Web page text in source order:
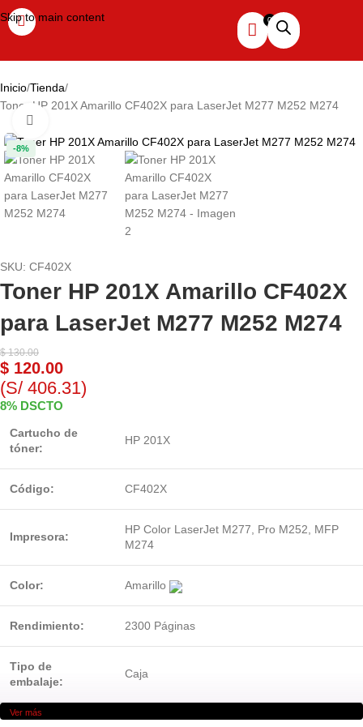
Skip to main content
Inicio Tienda
Toner HP 201X Amarillo CF402X para LaserJet M277 M252 M274
-8%
SKU: CF402X
Toner HP 201X Amarillo CF402X
para LaserJet M277 M252 M274
$130.00
$ 120.00
(S/ 406.31)
8% DSCTO
Cartucho de
tóner:
HP 201X
Código: CF402X
Impresora:
HP Color LaserJet M277, Pro M252, MFP
M274
Color: Amarillo
Rendimiento: 2300 Páginas
Tipo de
embalaje:
Caja
Ver más